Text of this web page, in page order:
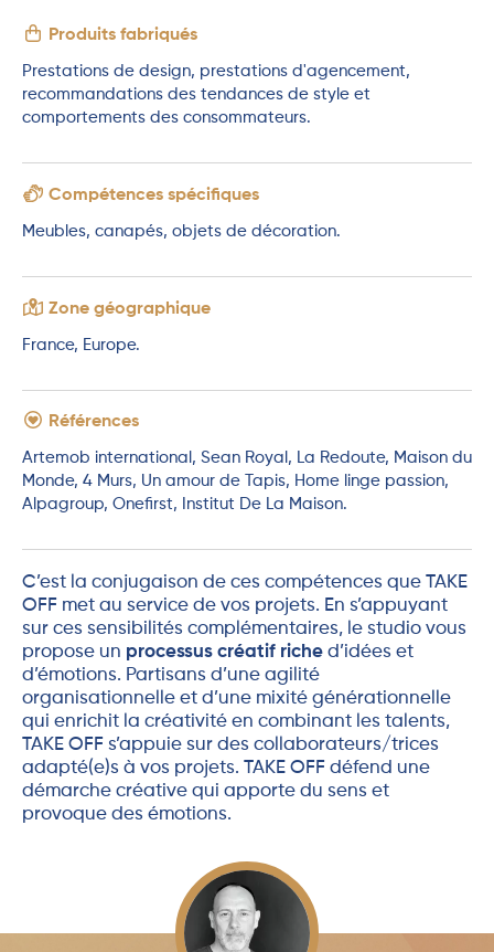
Produits fabriqués
Prestations de design, prestations d'agencement,
recommandations des tendances de style et
comportements des consommateurs.
Compétences spécifiques
Meubles, canapés, objets de décoration.
Zone géographique
France, Europe.
Références
Artemob international, Sean Royal, La Redoute, Maison du
Monde, 4 Murs, Un amour de Tapis, Home linge passion,
Alpagroup, Onefirst, Institut De La Maison.
C’est la conjugaison de ces compétences que TAKE
OFF met au service de vos projets. En s’appuyant
sur ces sensibilités complémentaires, le studio vous
propose un processus créatif riche d’idées et
d’émotions. Partisans d’une agilité
organisationnelle et d’une mixité générationnelle
qui enrichit la créativité en combinant les talents,
TAKE OFF s’appuie sur des collaborateurs/trices
adapté(e)s à vos projets. TAKE OFF défend une
démarche créative qui apporte du sens et
provoque des émotions.